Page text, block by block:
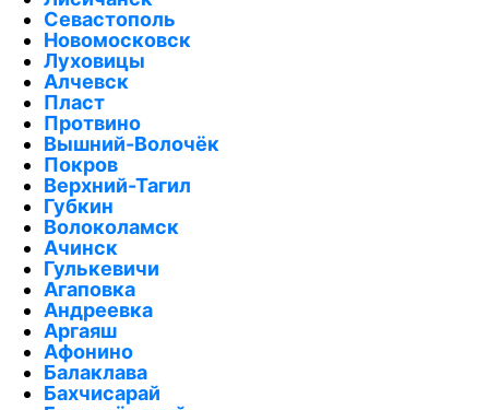
Севастополь
Новомосковск
Луховицы
Алчевск
Пласт
Протвино
Вышний-Волочёк
Покров
Верхний-Тагил
Губкин
Волоколамск
Ачинск
Гулькевичи
Агаповка
Андреевка
Аргаяш
Афонино
Балаклава
Бахчисарай